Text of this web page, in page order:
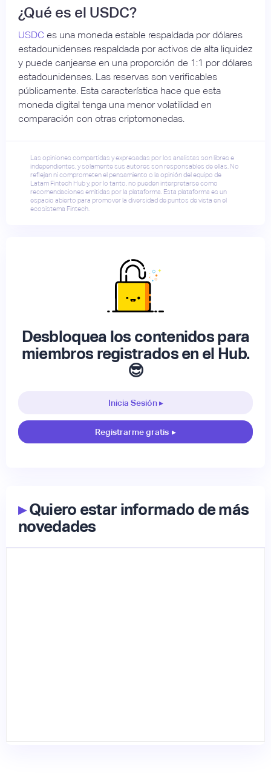
¿Qué es el USDC?
USDC es una moneda estable respaldada por dólares
estadounidenses respaldada por activos de alta liquidez
y puede canjearse en una proporción de 1:1 por dólares
estadounidenses. Las reservas son verificables
públicamente. Esta característica hace que esta
moneda digital tenga una menor volatilidad en
comparación con otras criptomonedas.
Las opiniones compartidas y expresadas por los analistas son libres e
independientes, y solamente sus autores son responsables de ellas. No
reflejan ni comprometen el pensamiento o la opinión del equipo de
Latam Fintech Hub y, por lo tanto, no pueden interpretarse como
recomendaciones emitidas por la plataforma. Esta plataforma es un
espacio abierto para promover la diversidad de puntos de vista en el
ecosistema Fintech.
Desbloquea los contenidos para
miembros registrados en el Hub.
😎
Inicia Sesión ▸
Registrarme gratis ▸
▸Quiero estar informado de más
novedades